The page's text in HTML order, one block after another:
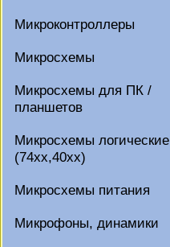
Микроконтроллеры
Микросхемы
Микросхемы для ПК /
планшетов
Микросхемы логические
(74xx,40xx)
Микросхемы питания
Микрофоны, динамики